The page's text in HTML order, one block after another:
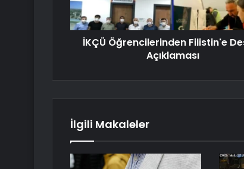
İKÇÜ Öğrencilerinden Filistin'e
Açıklaması
İlgili Makaleler